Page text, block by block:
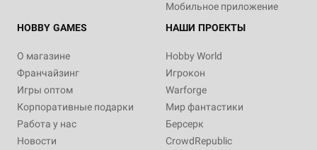
Мобильное приложение
HOBBY GAMES
О магазине
Франчайзинг
Игры оптом
Корпоративные подарки
Работа у нас
Новости
НАШИ ПРОЕКТЫ
Hobby World
Игрокон
Warforge
Мир фантастики
Берсерк
CrowdRepublic